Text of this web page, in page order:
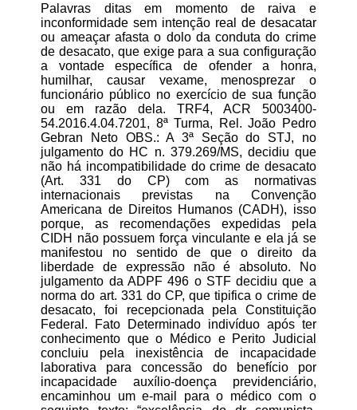
Palavras ditas em momento de raiva e
inconformidade sem intenção real de desacatar
ou ameaçar afasta o dolo da conduta do crime
de desacato, que exige para a sua configuração
a vontade específica de ofender a honra,
humilhar, causar vexame, menosprezar o
funcionário público no exercício de sua função
ou em razão dela. TRF4, ACR 5003400-
54.2016.4.04.7201, 8ª Turma, Rel. João Pedro
Gebran Neto OBS.: A 3ª Seção do STJ, no
julgamento do HC n. 379.269/MS, decidiu que
não há incompatibilidade do crime de desacato
(Art. 331 do CP) com as normativas
internacionais previstas na Convenção
Americana de Direitos Humanos (CADH), isso
porque, as recomendações expedidas pela
CIDH não possuem força vinculante e ela já se
manifestou no sentido de que o direito da
liberdade de expressão não é absoluto. No
julgamento da ADPF 496 o STF decidiu que a
norma do art. 331 do CP, que tipifica o crime de
desacato, foi recepcionada pela Constituição
Federal. Fato Determinado indivíduo após ter
conhecimento que o Médico e Perito Judicial
concluiu pela inexistência de incapacidade
laborativa para concessão do benefício por
incapacidade auxílio-doença previdenciário,
encaminhou um e-mail para o médico com o